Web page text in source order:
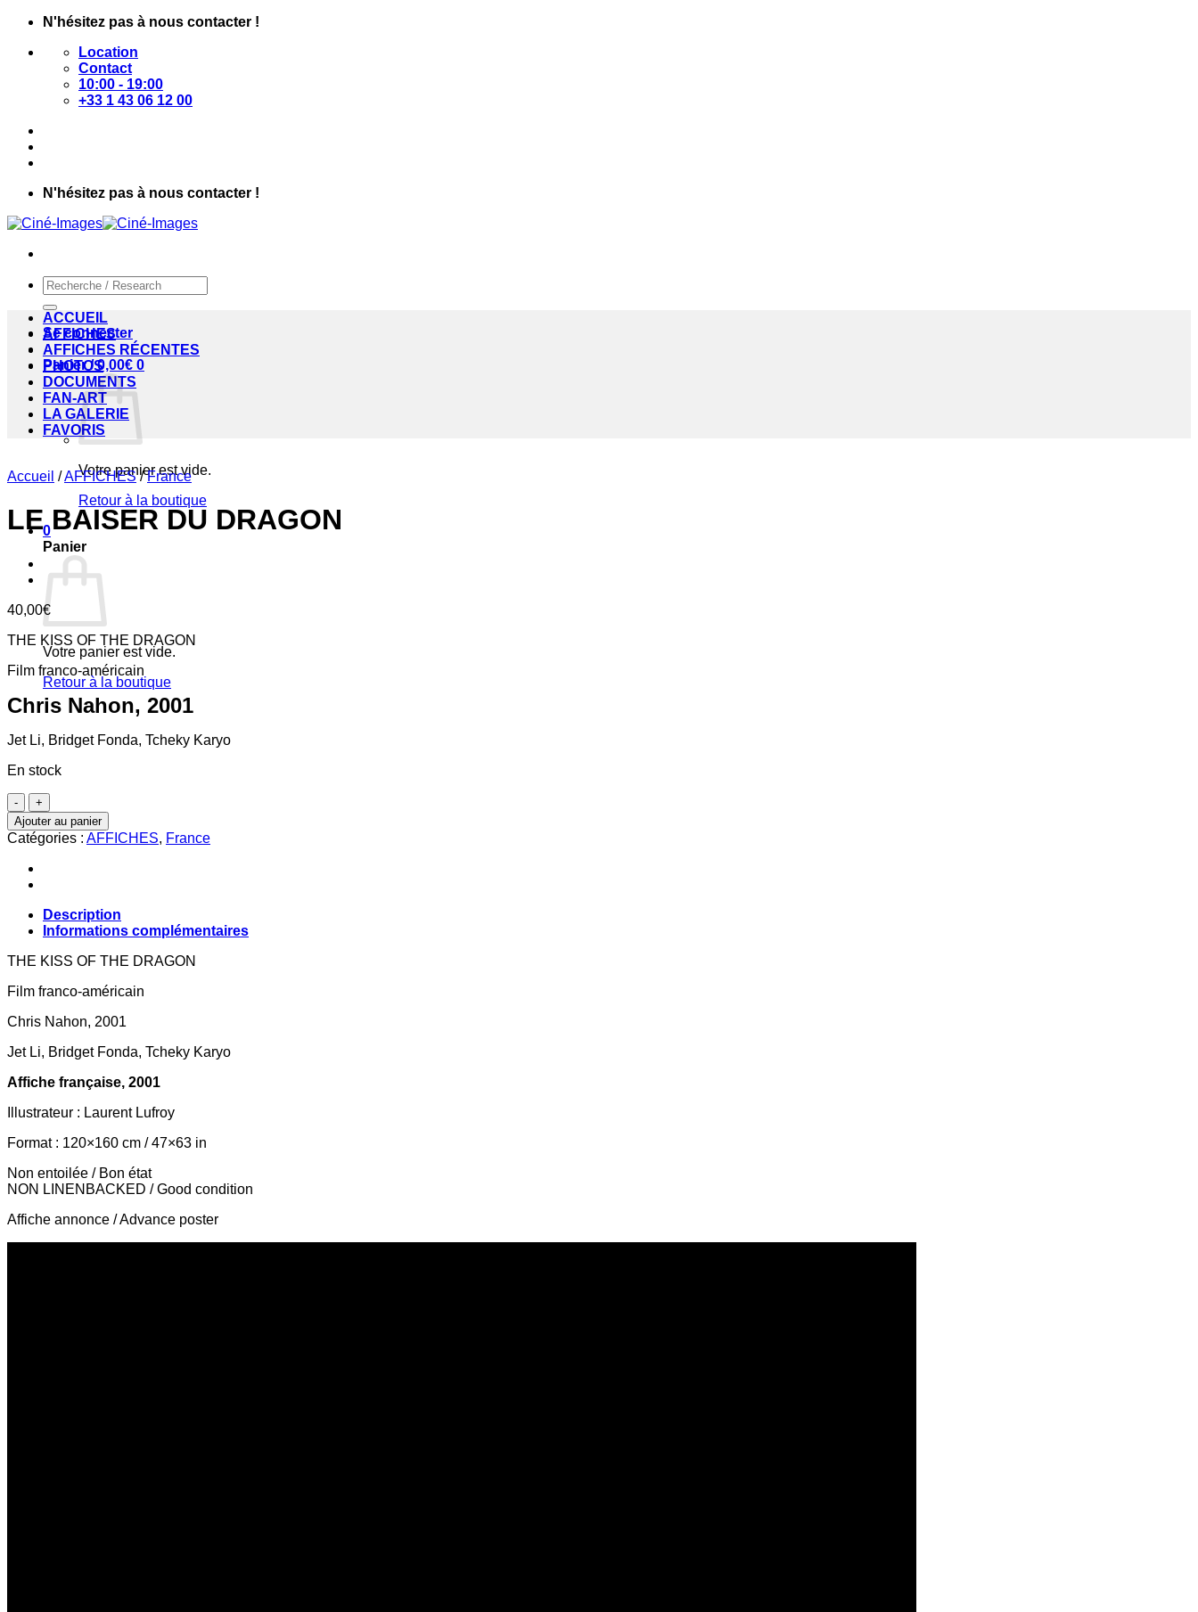
Passer
contenu
N'hésitez pas à nous contacter !
Location
Contact
10:00 - 19:00
+33 1 43 06 12 00
N'hésitez pas à nous contacter !
Recherche
pour :
Se connecter
Panier /0,00€ 0
Votre panier est vide.
Retour à la boutique
0
Panier
Votre panier est vide.
Retour à la boutique
ACCUEIL
AFFICHES
AFFICHES RÉCENTES
PHOTOS
DOCUMENTS
FAN-ART
LA GALERIE
FAVORIS
Accueil /AFFICHES / France
LE BAISER DU DRAGON
40,00€
THE KISS OF THE DRAGON
Film franco-américain
Chris Nahon, 2001
Jet Li, Bridget Fonda, Tcheky Karyo
En stock
quantité
de
LE
BAISER
DU
DRAGON
Ajouter au panier
Catégories : AFFICHES, France
Description
Informations complémentaires
THE KISS OF THE DRAGON
Film franco-américain
Chris Nahon, 2001
Jet Li, Bridget Fonda, Tcheky Karyo
Affiche française, 2001
Illustrateur : Laurent Lufroy
Format : 120×160 cm / 47×63 in
Non entoilée / Bon état
NON LINENBACKED / Good condition
Affiche annonce / Advance poster